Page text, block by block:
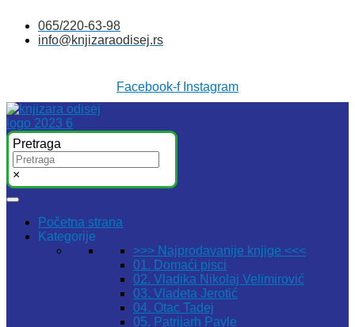
sadržaj
065/220-63-98
info@knjizaraodisej.rs
Facebook-f Instagram
Pretraga
×
Početna strana
Kategorije
>>> Najprodavanije knjige <<<
01. Domaći pisci
02. Vladika Nikolaj Velimirović
03. Vladeta Jerotić
04. Otac Tadej
05. Patrijarh Pavle